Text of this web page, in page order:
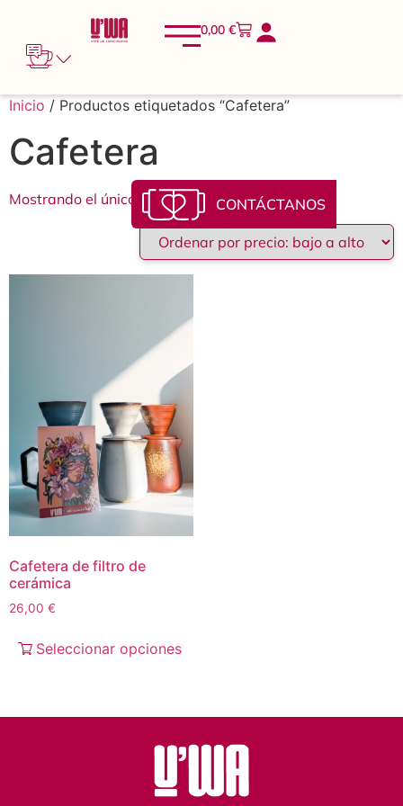
0,00 €
Inicio / Productos etiquetados “Cafetera”
Cafetera
Mostrando el único resultado
Cafetera de filtro de
cerámica
26,00 €
Seleccionar opciones
CONTÁCTANOS